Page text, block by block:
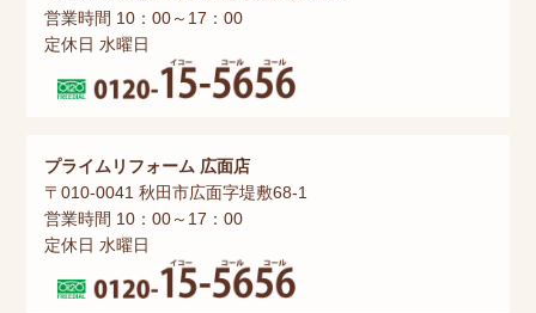
営業時間 10：00～17：00
定休日 水曜日
プライムリフォーム 広面店
〒010-0041 秋田市広面字堤敷68-1
営業時間 10：00～17：00
定休日 水曜日